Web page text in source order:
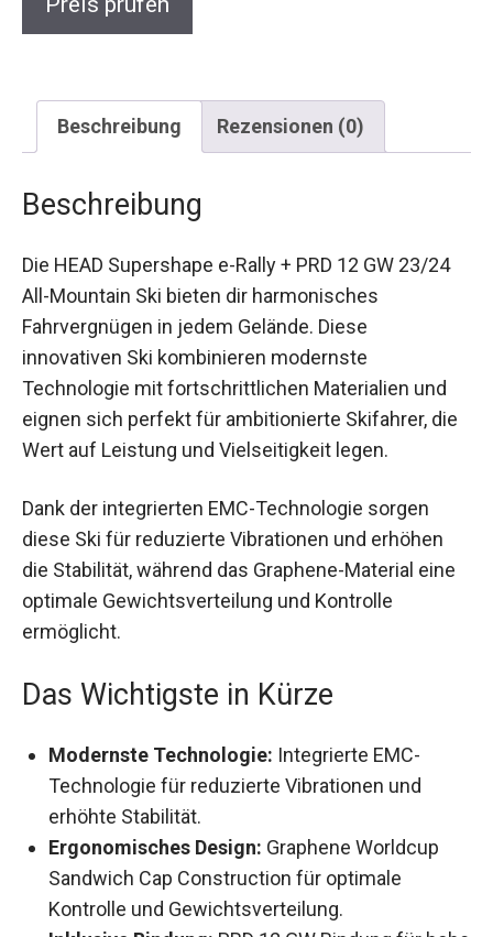
Beschreibung Rezensionen (0)
Beschreibung
All-Mountain Ski bieten dir harmonisches
Fahrvergnügen in jedem Gelände. Diese
innovativen Ski kombinieren modernste
Technologie mit fortschrittlichen Materialien und
eignen sich perfekt für ambitionierte Skifahrer,
die Wert auf Leistung und Vielseitigkeit legen.
diese Ski für reduzierte Vibrationen und erhöhen
die Stabilität, während das Graphene-Material
eine optimale Gewichtsverteilung und Kontrolle
ermöglicht.
Das Wichtigste in Kürze
Technologie für reduzierte Vibrationen und
erhöhte Stabilität.
Ergonomisches Design:
Sandwich Cap Construction für optimale
Kontrolle und Gewichtsverteilung.
Inklusive Bindung:PRD 12 GW Bindung für